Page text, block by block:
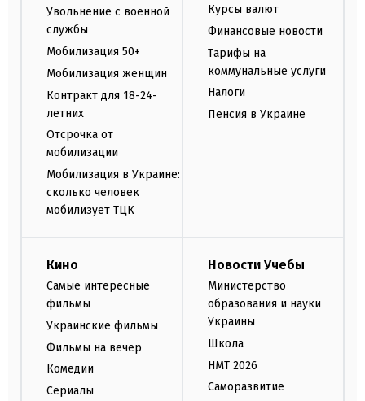
Увольнение с военной
службы
Мобилизация 50+
Мобилизация женщин
Контракт для 18-24-
летних
Отсрочка от
мобилизации
Мобилизация в Украине:
сколько человек
мобилизует ТЦК
Курсы валют
Финансовые новости
Тарифы на
коммунальные услуги
Налоги
Пенсия в Украине
Кино
Самые интересные
фильмы
Украинские фильмы
Фильмы на вечер
Комедии
Сериалы
Новости Учебы
Министерство
образования и науки
Украины
Школа
НМТ 2026
Саморазвитие